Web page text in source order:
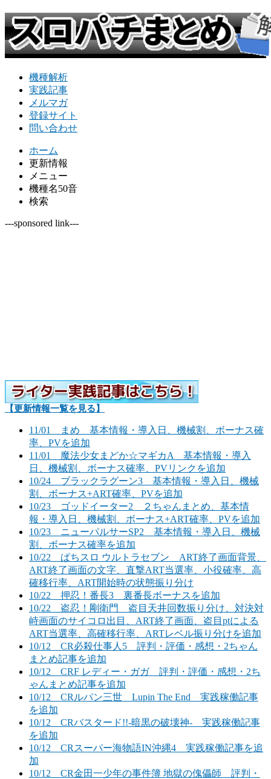
機種解析
実践記事
メルマガ
登録サイト
問い合わせ
ホーム
更新情報
メニュー
機種名50音
検索
---sponsored link---
【更新情報一覧を見る】
11/01 まめ 基本情報・導入日、機械割、ボーナス確
率、PVを追加
11/01 魔法少女まどか☆マギカA 基本情報・導入
日、機械割、ボーナス確率、PVリンクを追加
10/24 ブラックラグーン3 基本情報・導入日、機械
割、ボーナス+ART確率、PVを追加
10/23 ゴッドイーター2 ２ちゃんまとめ、基本情
報・導入日、機械割、ボーナス+ART確率、PVを追加
10/23 ニューパルサーSP2 基本情報・導入日、機械
割、ボーナス確率を追加
10/22 ぱちスロ ウルトラセブン ART終了画面背景、
ART終了画面の文字、直撃ART当選率、小役確率、高
確移行率、ART開始時の状態振り分け
10/22 押忍！番長3 裏番長ボーナスを追加
10/22 盗忍！剛衛門 盗目天井回数振り分け、対決対
峙画面のサイコロ出目、ART終了画面、盗目ptによる
ART当選率、高確移行率、ARTレベル振り分けを追加
10/12 CR必殺仕事人5 評判・評価・感想・2ちゃん
まとめ記事を追加
10/12 CRF レディー・ガガ 評判・評価・感想・2ち
ゃんまとめ記事を追加
10/12 CRルパン三世 Lupin The End 実践稼働記事
を追加
10/12 CRバスタード!!-暗黒の破壊神- 実践稼働記事
を追加
10/12 CRスーパー海物語IN沖縄4 実践稼働記事を追
加
10/12 CR金田一少年の事件簿 地獄の傀儡師 評判・